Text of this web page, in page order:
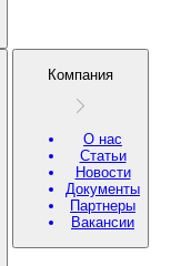
Компания
О нас
Статьи
Новости
Документы
Партнеры
Вакансии